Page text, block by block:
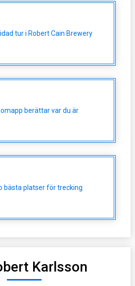
tur i Robert Cain Brewery
berättar var du är
bästa platser för trecking
Karlsson